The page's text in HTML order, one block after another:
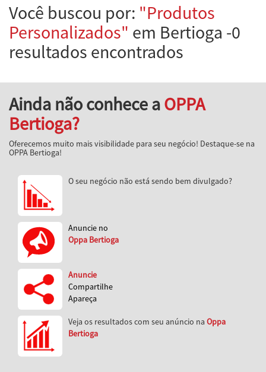
Você buscou por: "Produtos
Personalizados" em Bertioga -0
resultados encontrados
Ainda não conhece aOPPA
Bertioga?
Oferecemos muito mais visibilidade para seu negócio! Destaque-se na
OPPA Bertioga!
O seu negócio não está sendo bem divulgado?
Anuncie no
Oppa Bertioga
Anuncie
Compartilhe
Apareça
Veja os resultados com seu anúncio na Oppa
Bertioga